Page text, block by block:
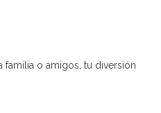
familia o amigos, tu diversión